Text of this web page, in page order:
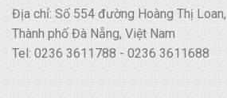
Địa chỉ: Số 554 đường Hoàng Thị
Thành phố Đà Nẵng, Việt Nam
Tel: 0236 3611788 - 0236 3611688